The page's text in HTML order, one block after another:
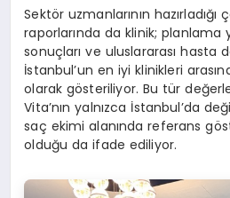
Sektör uzmanlarının
raporlarında da klinik; planlama
sonuçları ve uluslararası hasta
İstanbul’un en iyi klinikleri
olarak gösteriliyor. Bu tür
Vita’nın yalnızca İstanbul’da
saç ekimi alanında referans
olduğu da ifade ediliyor.